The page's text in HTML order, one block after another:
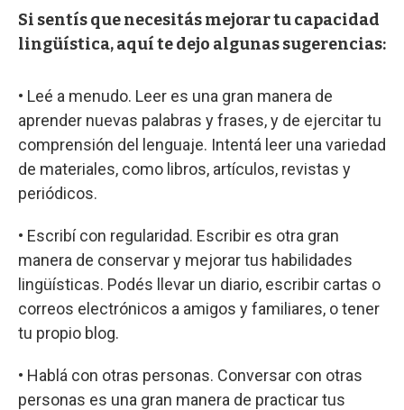
Si sentís que necesitás mejorar tu capacidad
lingüística, aquí te dejo algunas sugerencias:
• Leé a menudo. Leer es una gran manera de
aprender nuevas palabras y frases, y de ejercitar tu
comprensión del lenguaje. Intentá leer una variedad
de materiales, como libros, artículos, revistas y
periódicos.
• Escribí con regularidad. Escribir es otra gran
manera de conservar y mejorar tus habilidades
lingüísticas. Podés llevar un diario, escribir cartas o
correos electrónicos a amigos y familiares, o tener
tu propio blog.
• Hablá con otras personas. Conversar con otras
personas es una gran manera de practicar tus